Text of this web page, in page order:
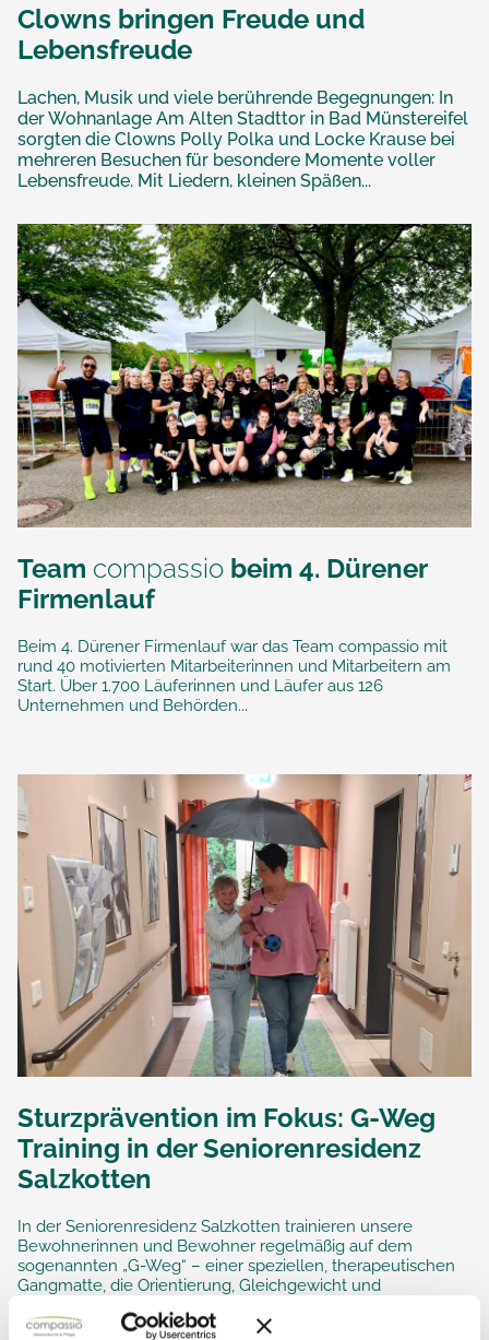
Clowns bringen Freude und
Lebensfreude
Lachen, Musik und viele berührende Begegnungen: In
der Wohnanlage Am Alten Stadttor in Bad Münstereifel
sorgten die Clowns Polly Polka und Locke Krause bei
mehreren Besuchen für besondere Momente voller
Lebensfreude. Mit Liedern, kleinen Späßen...
Team compassio beim 4. Dürener
Firmenlauf
Beim 4. Dürener Firmenlauf war das Team compassio mit
rund 40 motivierten Mitarbeiterinnen und Mitarbeitern am
Start. Über 1.700 Läuferinnen und Läufer aus 126
Unternehmen und Behörden...
Sturzprävention im Fokus: G-Weg
Training in der Seniorenresidenz
Salzkotten
In der Seniorenresidenz Salzkotten trainieren unsere
Bewohnerinnen und Bewohner regelmäßig auf dem
sogenannten „G-Weg“ – einer speziellen, therapeutischen
Gangmatte, die Orientierung, Gleichgewicht und